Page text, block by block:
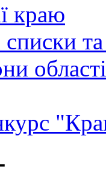
краю
області